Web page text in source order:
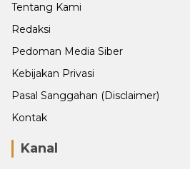
Tentang Kami
Redaksi
Pedoman Media Siber
Kebijakan Privasi
Pasal Sanggahan (Disclaimer)
Kontak
Kanal